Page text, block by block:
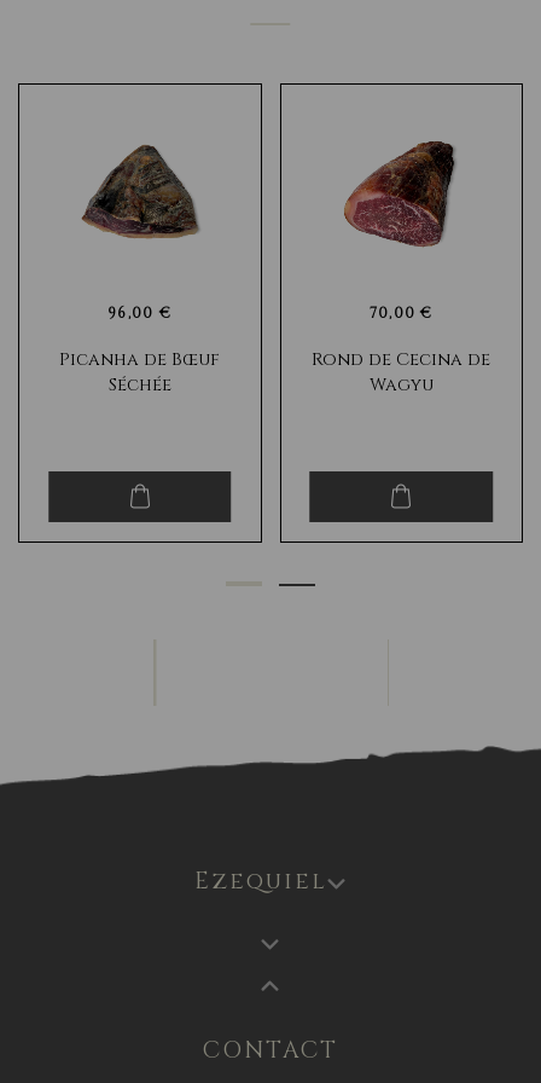
Enfin, notre activité est fondée sur une mise à jour et une
constamment à la création de nouveaux produits et au
Nous souhaitons ainsi promouvoir une alimentation et
un mode de vie sains, sans jamais oublier notre véritable
essence : le soin et le respect de notre tradition que nous
apportons depuis plus de 70 ans.
96,00 €
Picanha de Bœuf
Séchée
70,00 €
Rond de Cecina de
Wagyu
Ezequiel
CONTACT